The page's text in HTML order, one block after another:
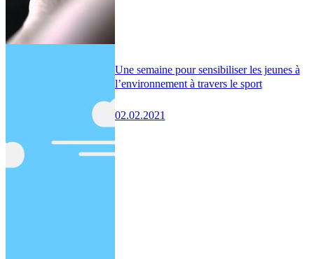
Une semaine pour sensibiliser les jeunes à
l’environnement à travers le sport
02.02.2021